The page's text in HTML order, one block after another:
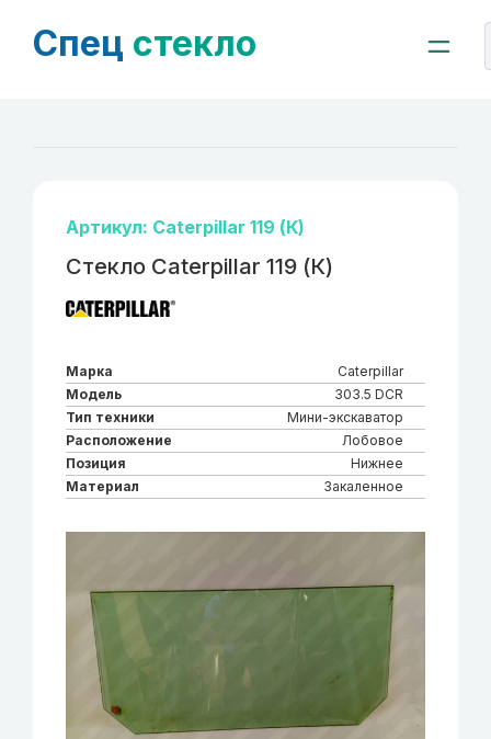
Спец стекло
Артикул: Caterpillar 119 (К)
Стекло Caterpillar 119 (К)
Марка
Caterpillar
Модель
303.5 DCR
Тип техники
Мини-экскаватор
Расположение
Лобовое
Позиция
Нижнее
Материал
Закаленное